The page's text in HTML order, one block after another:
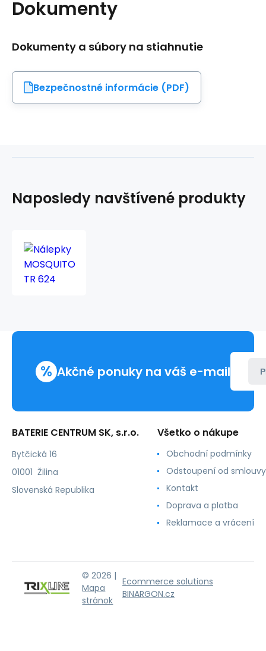
Dokumenty
Dokumenty a súbory na stiahnutie
Bezpečnostné informácie (PDF)
Naposledy navštívené produkty
MOSQUITO
% Akčné ponuky na váš e-mail
BATERIE CENTRUM SK, s.r.o.
Bytčická 16
01001 Žilina
Slovenská Republika
Všetko o nákupe
Obchodní podmínky
Odstoupení od smlouvy
Kontakt
Doprava a platba
Reklamace a vrácení
© 2026 |
Mapa
stránok
Ecommerce solutions
BINARGON.cz